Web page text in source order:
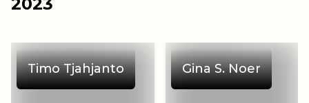
Timo Tjahjanto Gina S. Noer